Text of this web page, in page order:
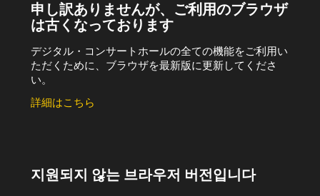
申し訳ありませんが、ご利用のブラウザ
は古くなっております
デジタル・コンサートホールの全ての機能をご利用い
ただくために、ブラウザを最新版に更新してくださ
い。
詳細はこちら
지원되지 않는 브라우저 버전입니다